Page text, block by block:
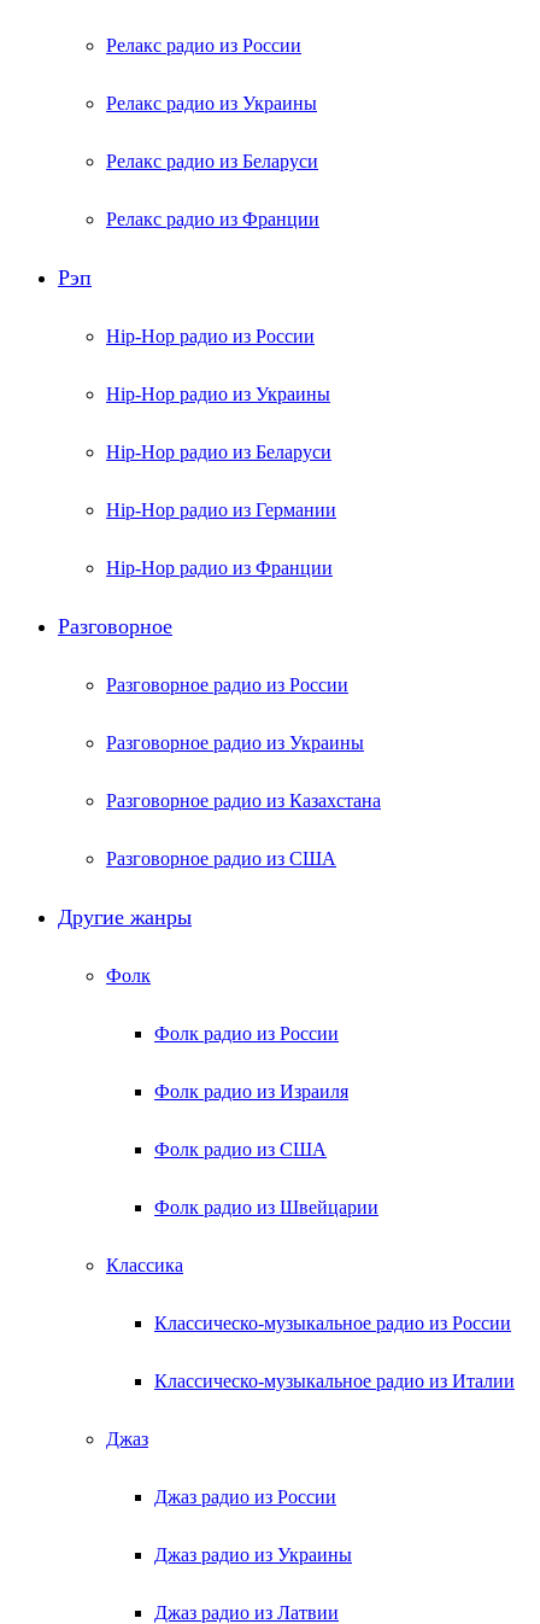
Релакс радио из России
Релакс радио из Украины
Релакс радио из Беларуси
Релакс радио из Франции
Рэп
Hip-Hop радио из России
Hip-Hop радио из Украины
Hip-Hop радио из Беларуси
Hip-Hop радио из Германии
Hip-Hop радио из Франции
Разговорное
Разговорное радио из России
Разговорное радио из Украины
Разговорное радио из Казахстана
Разговорное радио из США
Другие жанры
Фолк
Фолк радио из России
Фолк радио из Израиля
Фолк радио из США
Фолк радио из Швейцарии
Классика
Классическо-музыкальное радио из России
Классическо-музыкальное радио из Италии
Джаз
Джаз радио из России
Джаз радио из Украины
Джаз радио из Латвии